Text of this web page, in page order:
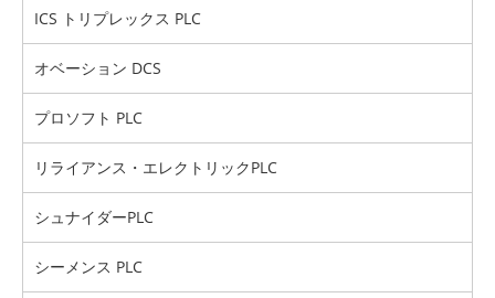
ICS トリプレックス PLC
オベーション DCS
プロソフト PLC
リライアンス・エレクトリックPLC
シュナイダーPLC
シーメンス PLC